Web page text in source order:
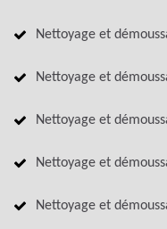
Nettoyage et
Nettoyage et
Nettoyage et
Nettoyage et
Nettoyage et